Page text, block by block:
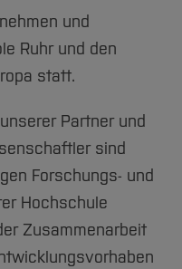
und
Ruhr und den
statt.
Partner und
sind
Forschungs- und
Hochschule
Zusammenarbeit